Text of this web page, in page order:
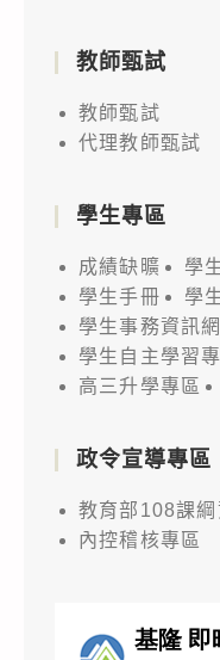
教師甄試
教師甄試
代理教師甄試
學生專區
成績缺曠
學
學生手冊
學
學生事務資訊網
學生自主學習
高三升學專區
政令宣導專區
教育部108課綱
內控稽核專區